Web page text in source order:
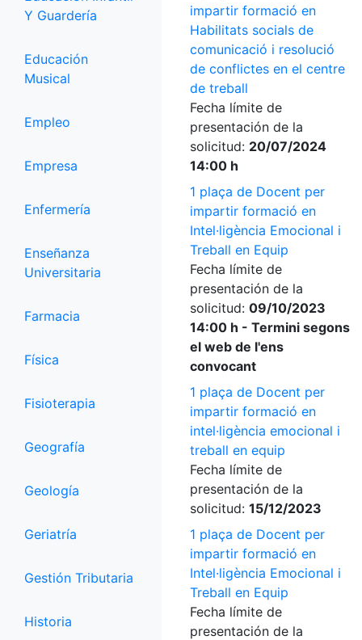
Y Guardería
Educación
Musical
Empleo
Empresa
Enfermería
Enseñanza
Universitaria
Farmacia
Física
Fisioterapia
Geografía
Geología
Geriatría
Gestión Tributaria
Historia
impartir formació en
Habilitats socials de
comunicació i resolució
de conflictes en el centre
de treball
Fecha límite de
presentación de la
solicitud: 20/07/2024
14:00 h
1 plaça de Docent per
impartir formació en
Intel·ligència Emocional i
Treball en Equip
Fecha límite de
presentación de la
solicitud: 09/10/2023
14:00 h - Termini segons
el web de l'ens
convocant
1 plaça de Docent per
impartir formació en
intel·ligència emocional i
treball en equip
Fecha límite de
presentación de la
solicitud: 15/12/2023
1 plaça de Docent per
impartir formació en
Intel·ligència Emocional i
Treball en Equip
Fecha límite de
presentación de la